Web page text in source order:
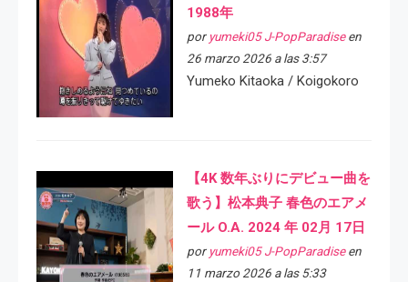
1988年
por yumeki05 J-PopParadiseen
26 marzo 2026 a las 3:57
Yumeko Kitaoka / Koigokoro
【4K 数年ぶりにデビュー曲を
歌う】松本典子 春色のエアメ
ール O.A. 2024 年 02月 17日
por yumeki05 J-PopParadiseen
11 marzo 2026 a las 5:33